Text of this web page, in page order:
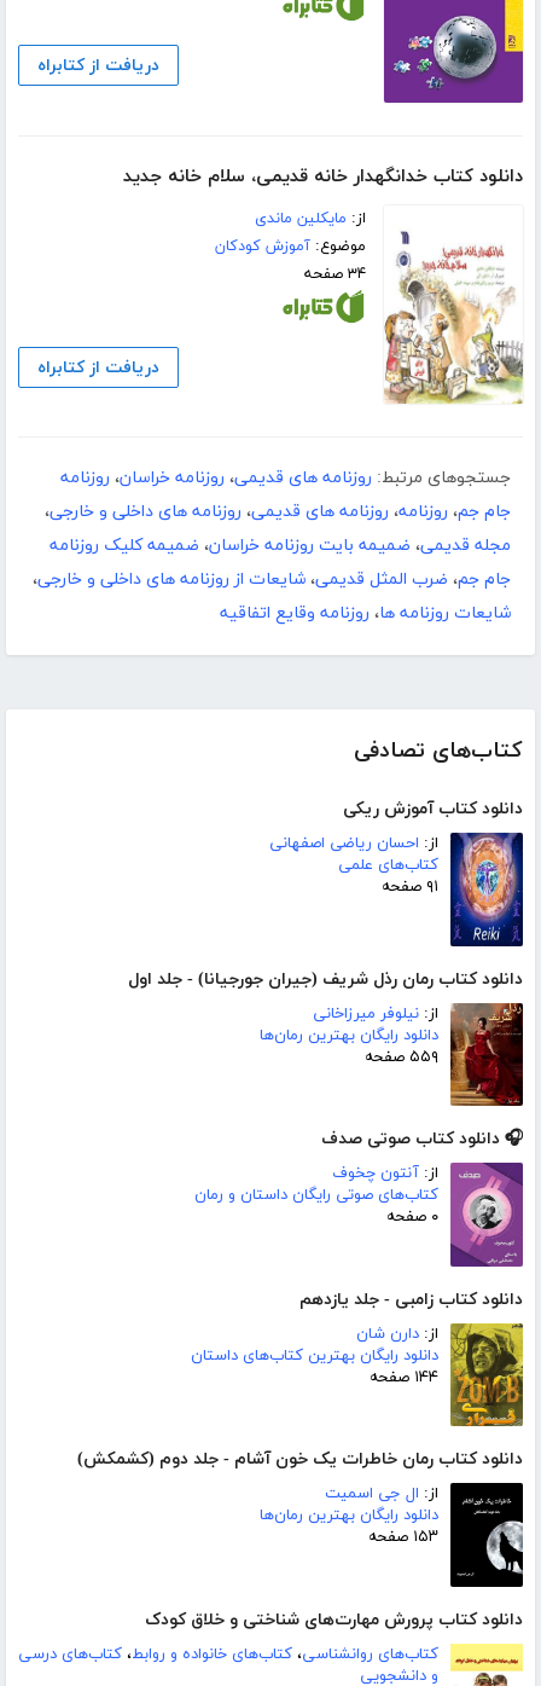
کتاب‌های تصادفی
دانلود کتاب آموزش ریکی
از: احسان ریاضی اصفهانی
کتاب‌های علمی
۹۱ صفحه
دانلود کتاب رمان رذل شریف (جیران جورجیانا) - جلد اول
از: نیلوفر میرزاخانی
دانلود رایگان بهترین رمان‌ها
۵۵۹ صفحه
🎧 دانلود کتاب صوتی صدف
از: آنتون چخوف
کتاب‌های صوتی رایگان داستان و رمان
۰ صفحه
دانلود کتاب زامبی - جلد یازدهم
از: دارن شان
دانلود رایگان بهترین کتاب‌های داستان
۱۴۴ صفحه
دانلود کتاب رمان خاطرات یک خون آشام - جلد دوم (کشمکش)
از: ال جی اسمیت
دانلود رایگان بهترین رمان‌ها
۱۵۳ صفحه
دانلود کتاب پرورش مهارت‌های شناختی و خلاق کودک
کتاب‌های روانشناسی، کتاب‌های خانواده و روابط، کتاب‌های درسی
و دانشجویی
دریافت از کتابراه
دانلود کتاب خدانگهدار خانه قدیمی، سلام خانه جدید
از: مایکلین ماندی
موضوع:آموزش کودکان
۳۴ صفحه
دریافت از کتابراه
جستجوهای مرتبط: روزنامه های قدیمی، روزنامه خراسان، روزنامه
جام جم، روزنامه، روزنامه های قدیمی، روزنامه های داخلی و خارجی،
مجله قدیمی، ضمیمه بایت روزنامه خراسان، ضمیمه کلیک روزنامه
جام جم، ضرب المثل قدیمی، شایعات از روزنامه های داخلی و خارجی،
شایعات روزنامه ها، روزنامه وقایع اتفاقیه